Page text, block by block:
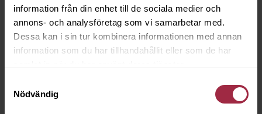
information från din enhet till de sociala medier och
annons- och analysföretag som vi samarbetar med.
Dessa kan i sin tur kombinera informationen med annan
information som du har tillhandahållit eller som de har
Nödvändig